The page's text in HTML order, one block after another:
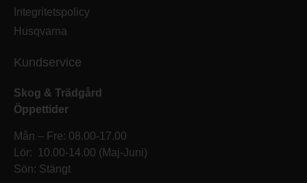
Integritetspolicy
Husqvarna
Kundservice
Skog & Trädgård
Öppettider
Mån – Fre: 08.00-17.00
Lör: 10.00-14.00 (Maj-Juni)
Sön: Stängt